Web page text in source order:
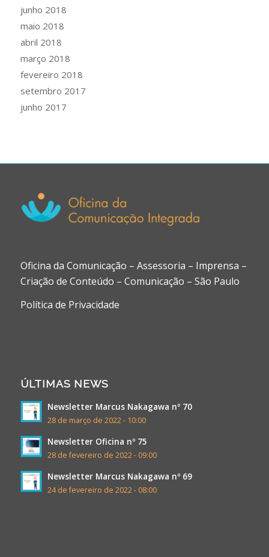
junho 2018
maio 2018
abril 2018
março 2018
fevereiro 2018
setembro 2017
junho 2017
Oficina da Comunicação – Assessoria – Imprensa –
Criação de Conteúdo – Comunicação – São Paulo
Política de Privacidade
ÚLTIMAS NEWS
Newsletter Marcus Nakagawa nº 70
28 de março de 2022 - 10:00
Newsletter Oficina nº 75
28 de fevereiro de 2022 - 09:00
Newsletter Marcus Nakagawa nº 69
24 de fevereiro de 2022 - 08:00